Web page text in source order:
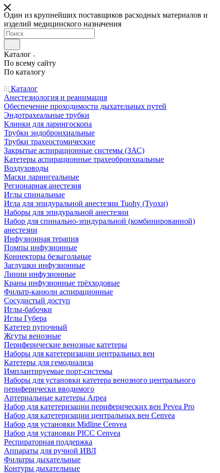
Один из крупнейших поставщиков расходных материалов и
изделий медицинского назначения
Каталог
По всему сайту
По каталогу
Каталог
Анестезиология и реанимация
Обеспечение проходимости дыхательных путей
Эндотрахеальные трубки
Клинки для ларингоскопа
Трубки эндобронхиальные
Трубки трахеостомические
Закрытые аспирационные системы (ЗАС)
Катетеры аспирационные трахеобронхиальные
Воздуховоды
Маски ларингеальные
Регионарная анестезия
Иглы спинальные
Игла для эпидуральной анестезии Tuohy (Туохи)
Наборы для эпидуральной анестезии
Набор для спинально-эпидуральной (комбинированной)
анестезии
Инфузионная терапия
Помпы инфузионные
Коннекторы безыгольные
Заглушки инфузионные
Линии инфузионные
Краны инфузионные трёхходовые
Фильтр-канюли аспирационные
Сосудистый доступ
Иглы-бабочки
Иглы Губера
Катетер пупочный
Жгуты венозные
Периферические венозные катетеры
Наборы для катетеризации центральных вен
Катетеры для гемодиализа
Имплантируемые порт‑системы
Наборы для установки катетера венозного центрального
периферически вводимого
Артериальные катетеры Arpea
Набор для катетеризации периферических вен Pevea Pro
Набор для катетеризации центральных вен Cenvea
Набор для установки Midline Cenvea
Набор для установки PICC Cenvea
Респираторная поддержка
Аппараты для ручной ИВЛ
Фильтры дыхательные
Контуры дыхательные